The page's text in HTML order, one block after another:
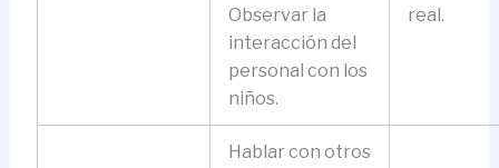
Observar la
interacción del
personal con los
niños.
real.
Hablar con otros